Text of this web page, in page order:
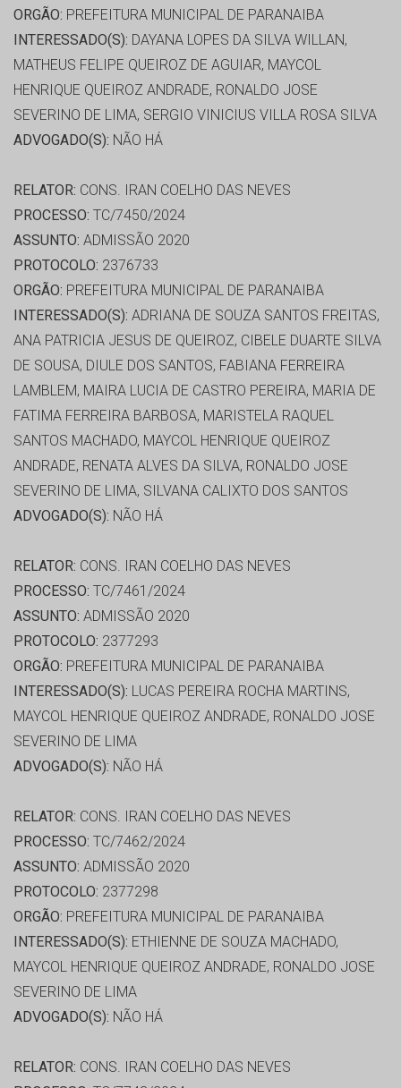
ORGÃO: PREFEITURA MUNICIPAL DE PARANAIBA
INTERESSADO(S): DAYANA LOPES DA SILVA WILLAN,
MATHEUS FELIPE QUEIROZ DE AGUIAR, MAYCOL
HENRIQUE QUEIROZ ANDRADE, RONALDO JOSE
SEVERINO DE LIMA, SERGIO VINICIUS VILLA ROSA SILVA
ADVOGADO(S): NÃO HÁ
RELATOR: CONS. IRAN COELHO DAS NEVES
PROCESSO: TC/7450/2024
ASSUNTO: ADMISSÃO 2020
PROTOCOLO: 2376733
ORGÃO: PREFEITURA MUNICIPAL DE PARANAIBA
INTERESSADO(S): ADRIANA DE SOUZA SANTOS FREITAS,
ANA PATRICIA JESUS DE QUEIROZ, CIBELE DUARTE SILVA
DE SOUSA, DIULE DOS SANTOS, FABIANA FERREIRA
LAMBLEM, MAIRA LUCIA DE CASTRO PEREIRA, MARIA DE
FATIMA FERREIRA BARBOSA, MARISTELA RAQUEL
SANTOS MACHADO, MAYCOL HENRIQUE QUEIROZ
ANDRADE, RENATA ALVES DA SILVA, RONALDO JOSE
SEVERINO DE LIMA, SILVANA CALIXTO DOS SANTOS
ADVOGADO(S): NÃO HÁ
RELATOR: CONS. IRAN COELHO DAS NEVES
PROCESSO: TC/7461/2024
ASSUNTO: ADMISSÃO 2020
PROTOCOLO: 2377293
ORGÃO: PREFEITURA MUNICIPAL DE PARANAIBA
INTERESSADO(S): LUCAS PEREIRA ROCHA MARTINS,
MAYCOL HENRIQUE QUEIROZ ANDRADE, RONALDO JOSE
SEVERINO DE LIMA
ADVOGADO(S): NÃO HÁ
RELATOR: CONS. IRAN COELHO DAS NEVES
PROCESSO: TC/7462/2024
ASSUNTO: ADMISSÃO 2020
PROTOCOLO: 2377298
ORGÃO: PREFEITURA MUNICIPAL DE PARANAIBA
INTERESSADO(S): ETHIENNE DE SOUZA MACHADO,
MAYCOL HENRIQUE QUEIROZ ANDRADE, RONALDO JOSE
SEVERINO DE LIMA
ADVOGADO(S): NÃO HÁ
RELATOR: CONS. IRAN COELHO DAS NEVES